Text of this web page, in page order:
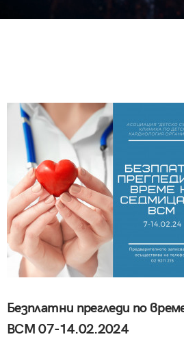
Безплатни прегледи по
ВСМ 07-14.02.2024